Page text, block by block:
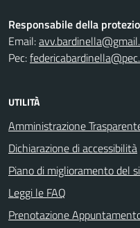
Responsabile della
Email:
Pec:
UTILITÀ
Amministrazione
Dichiarazione di accessibilità
Piano di miglioramento del
Leggi le FAQ
Prenotazione